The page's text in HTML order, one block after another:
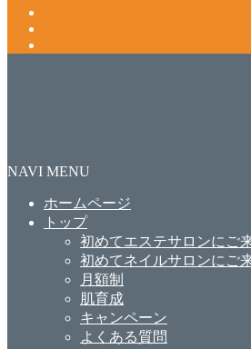
NAVI MENU
ホームページ
トップ
初めてエステサロンにご
初めてネイルサロンにご
月額制
肌育成
キャンペーン
よくある質問